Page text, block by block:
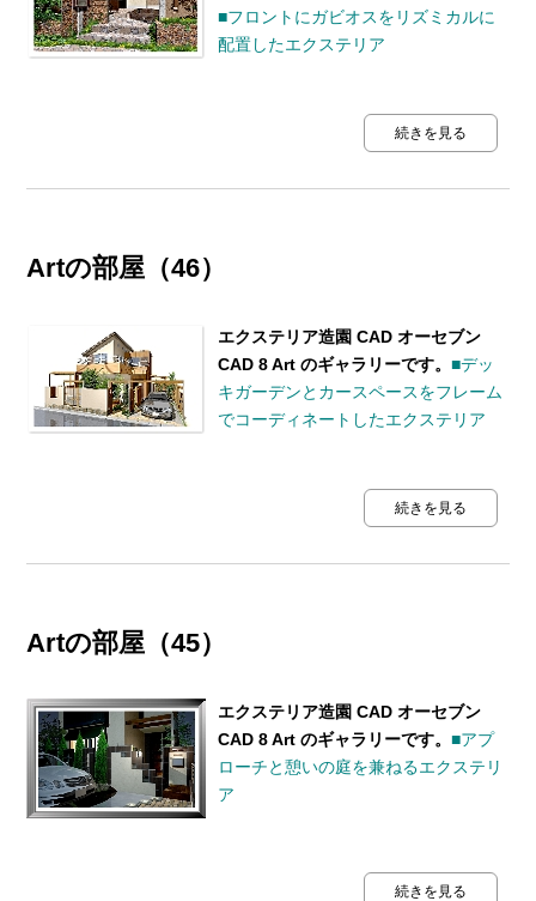
■フロントにガビオスをリズミカルに
配置したエクステリア
続きを見る
Artの部屋（46）
エクステリア造園 CAD オーセブン
CAD 8 Art のギャラリーです。■デッ
キガーデンとカースペースをフレーム
でコーディネートしたエクステリア
続きを見る
Artの部屋（45）
エクステリア造園 CAD オーセブン
CAD 8 Art のギャラリーです。■アプ
ローチと憩いの庭を兼ねるエクステリ
ア
続きを見る